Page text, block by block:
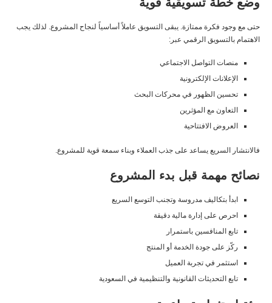
حتى مع وجود فكرة ممتازة. يبقى التسويق عاملاً أساسياً لنجاح المشروع. لذلك يجب
الاهتمام بالتسويق الرقمي عبر:
منصات التواصل الاجتماعي
الإعلانات الإلكترونية
تحسين الظهور في محركات البحث
التعاون مع المؤثرين
العروض الافتتاحية
فالانتشار السريع يساعد على جذب العملاء وبناء سمعة قوية للمشروع.
نصائح مهمة قبل بدء المشروع
ابدأ بتكاليف مدروسة وتجنب التوسع السريع
احرص على إدارة مالية دقيقة
تابع المنافسين باستمرار
ركّز على جودة الخدمة أو المنتج
استثمر في تجربة العميل
تابع التحديثات القانونية والتنظيمية في السعودية